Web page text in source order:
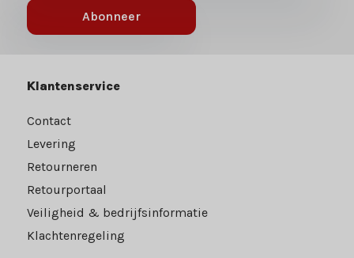
Abonneer
Klantenservice
Contact
Levering
Retourneren
Retourportaal
Veiligheid & bedrijfsinformatie
Klachtenregeling